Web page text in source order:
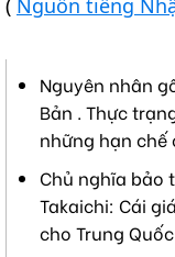
( Nguồn tiếng
Nguyên nhân
Bản . Thực
những hạn chế
Chủ nghĩa bảo
Takaichi: Cái
cho Trung